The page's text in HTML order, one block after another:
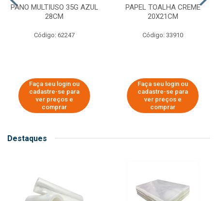
PANO MULTIUSO 35G AZUL
28CM
Código: 62247
Faça seu login ou
cadastre-se para
ver preços e
comprar
PAPEL TOALHA CREME
20X21CM
Código: 33910
Faça seu login ou
cadastre-se para
ver preços e
comprar
Destaques